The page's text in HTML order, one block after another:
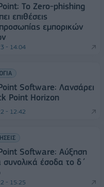
Το Zero-phishing
επιθέσεις
εμπορικών
- 14:04
Software: Λανσάρει
Point Horizon
- 12:42
Software: Αύξηση
έσοδα το δ΄
- 15:25